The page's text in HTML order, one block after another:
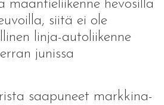
maantieliikenne hevosilla
siitä ei ole
linja-autoliikenne
junissa
saapuneet markkina-